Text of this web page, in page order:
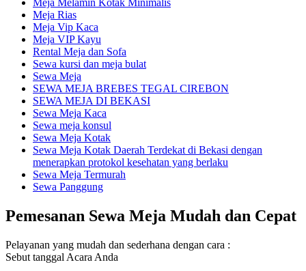
Meja Melamin Kotak Minimalis
Meja Rias
Meja Vip Kaca
Meja VIP Kayu
Rental Meja dan Sofa
Sewa kursi dan meja bulat
Sewa Meja
SEWA MEJA BREBES TEGAL CIREBON
SEWA MEJA DI BEKASI
Sewa Meja Kaca
Sewa meja konsul
Sewa Meja Kotak
Sewa Meja Kotak Daerah Terdekat di Bekasi dengan
menerapkan protokol kesehatan yang berlaku
Sewa Meja Termurah
Sewa Panggung
Pemesanan Sewa Meja Mudah dan Cepat
Pelayanan yang mudah dan sederhana dengan cara :
Sebut tanggal Acara Anda